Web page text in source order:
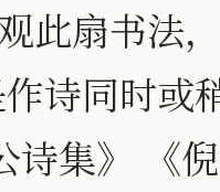
此扇书法
诗同时或
诗集》 《